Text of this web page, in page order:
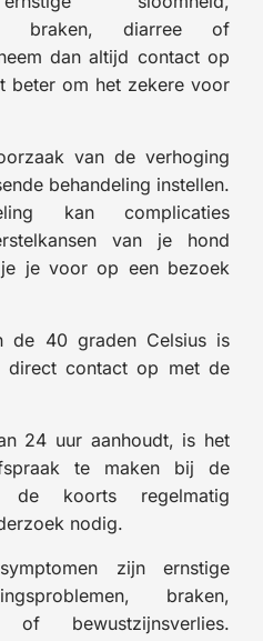
braken, diarree of
dan altijd contact op
beter om het zekere voor
van de verhoging
behandeling instellen.
kan complicaties
van je hond
je voor op een bezoek
de 40 graden Celsius is
direct contact op met de
24 uur aanhoudt, is het
te maken bij de
de koorts regelmatig
nodig.
zijn ernstige
braken,
bewustzijnsverlies.